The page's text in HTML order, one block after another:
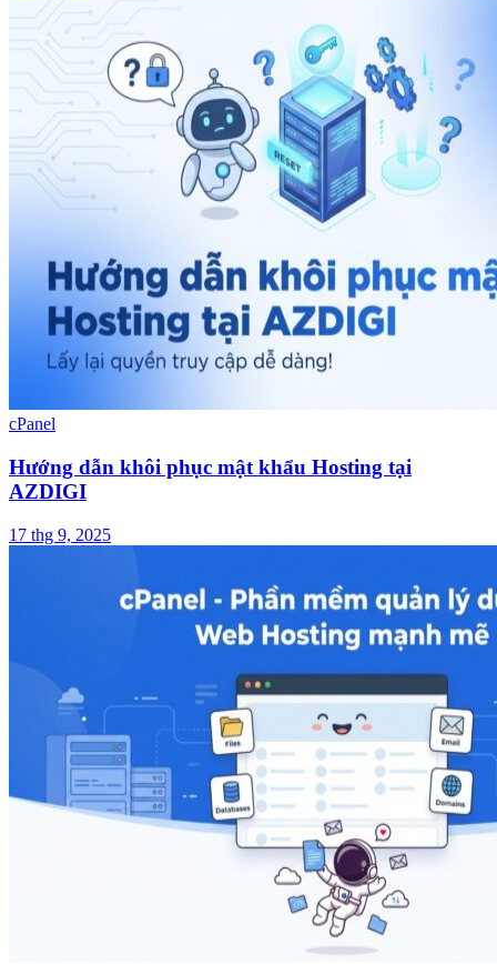
cPanel
Hướng dẫn khôi phục mật khẩu Hosting tại
AZDIGI
17 thg 9, 2025